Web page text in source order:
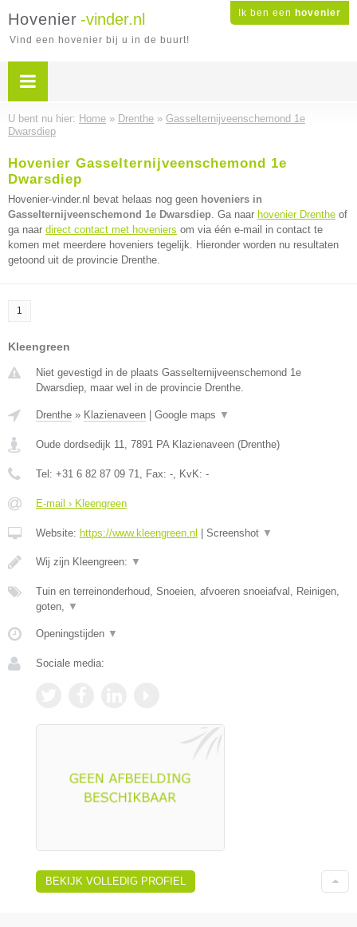
Ik ben een hovenier
Hovenier -vinder.nl
Vind een hovenier bij u in de buurt!
U bent nu hier: Home » Drenthe » Gasselternijveenschemond 1e
Dwarsdiep
Hovenier Gasselternijveenschemond 1e
Dwarsdiep
Hovenier-vinder.nl bevat helaas nog geen hoveniers in
Gasselternijveenschemond 1e Dwarsdiep. Ga naar hovenier Drenthe of
ga naar direct contact met hoveniers om via één e-mail in contact te
komen met meerdere hoveniers tegelijk. Hieronder worden nu resultaten
getoond uit de provincie Drenthe.
1
Kleengreen
Niet gevestigd in de plaats Gasselternijveenschemond 1e
Dwarsdiep, maar wel in de provincie Drenthe.
Drenthe » Klazienaveen Google maps ▼
Oude dordsedijk 11, 7891 PA Klazienaveen (Drenthe)
Tel: +31 6 82 87 09 71, Fax: -, KvK: -
E-mail › Kleengreen
Website: https://www.kleengreen.nl Screenshot ▼
Wij zijn Kleengreen: ▼
Tuin en terreinonderhoud, Snoeien, afvoeren snoeiafval, Reinigen,
goten, ▼
Openingstijden ▼
Sociale media:
BEKIJK VOLLEDIG PROFIEL